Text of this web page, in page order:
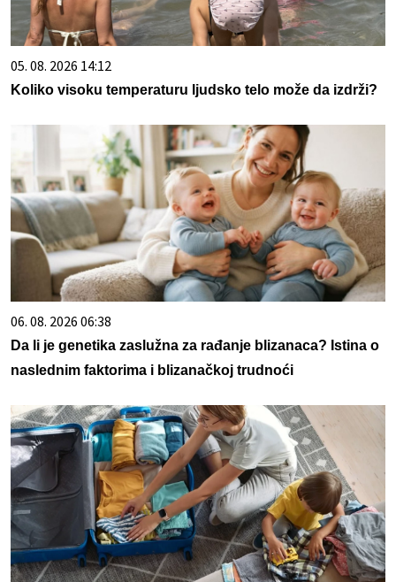
05. 08. 2026 14:12
Koliko visoku temperaturu ljudsko telo može da izdrži?
06. 08. 2026 06:38
Da li je genetika zaslužna za rađanje blizanaca? Istina o
naslednim faktorima i blizanačkoj trudnoći